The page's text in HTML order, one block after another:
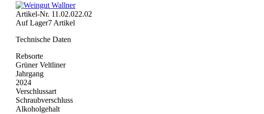
Artikel-Nr. 11.02.022.02
Auf Lager7 Artikel
Technische Daten
Rebsorte
Grüner Veltliner
Jahrgang
2024
Verschlussart
Schraubverschluss
Alkoholgehalt